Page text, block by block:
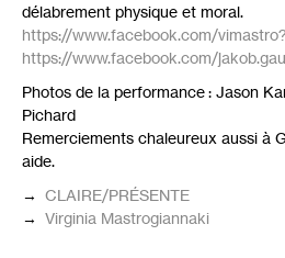
délabrement physique et moral.
https://www.facebook.com/
https://www.facebook.com/
Photos de la performance : Jason
Pichard
Remerciements chaleureux aussi à
aide.
→ CLAIRE/PRÉSENTE
→ Virginia Mastrogiannaki